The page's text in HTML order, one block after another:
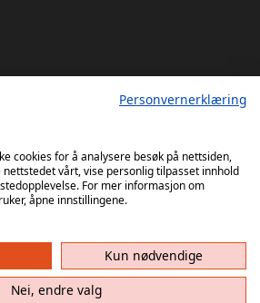
Solberg
på eksterne nettsider som det lenkes til. Kopiering
for bruk annet sted er ikke tillatt uten avtale.
Personvernerklæring
cookies for å analysere besøk på nettsiden,
vårt, vise personlig tilpasset innhold
For mer informasjon om
åpne innstillingene.
Kun nødvendige
Nei, endre valg